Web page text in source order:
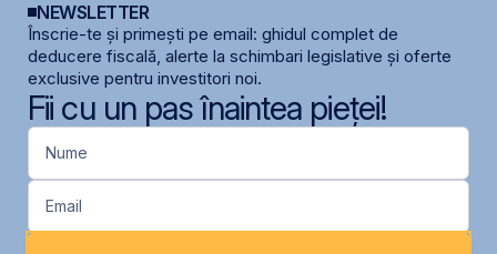
NEWSLETTER
Înscrie-te și primești pe email: ghidul complet de
deducere fiscală, alerte la schimbari legislative și oferte
exclusive pentru investitori noi.
Fii cu un pas înaintea pieței!
Nume
Email